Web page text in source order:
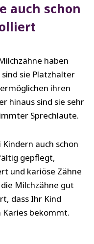
auch schon
haben
sie Platzhalter
ihren
hinaus sind sie sehr
Sprechlaute.
auch schon
gepflegt,
und kariöse Zähne
Milchzähne gut
dass Ihr Kind
Karies bekommt.